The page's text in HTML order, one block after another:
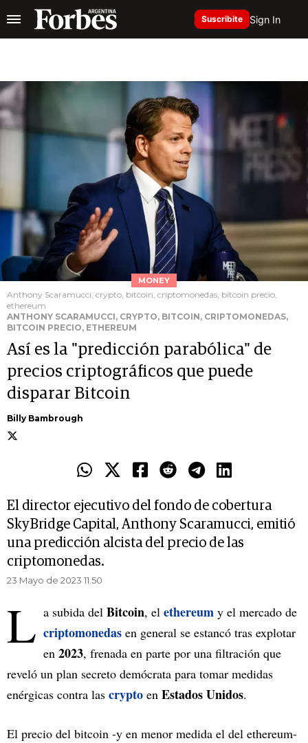
Suscribite Sign In
MONEY
Anthony Scaramucci, crypto, bitcoin, criptomonedas, bitcoin precio,
ethereum
ANTHONY SCARAMUCCI, CRYPTO, BITCOIN, CRIPTOMONEDAS,
BITCOIN PRECIO, ETHEREUM
Así es la "predicción parabólica" de
precios criptográficos que puede
disparar Bitcoin
Billy Bambrough
El director ejecutivo del fondo de cobertura
SkyBridge Capital, Anthony Scaramucci, emitió
una predicción alcista del precio de las
criptomonedas.
23 Mayo de 2023 11.50
L a subida del Bitcoin, el ethereum y el mercado de
criptomonedas en general se estancó tras explotar
en 2023, frenada en parte por una filtración que
reveló un plan secreto demócrata para tomar medidas
enérgicas contra las crypto en Estados Unidos.
El precio del bitcoin -y en menor medida el del ethereum-